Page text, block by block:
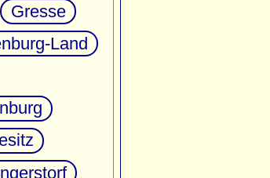
Gresse
Land